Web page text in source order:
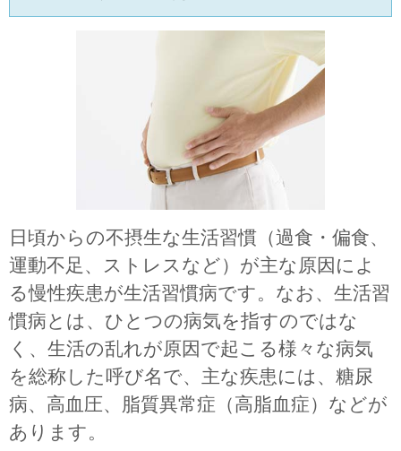
訪問診療とは
訪問診療サービス内容
訪問診療を受けるまでの流れ
対象者について
対象地域
診療費用について
内科
生活習慣病
外科
日頃からの不摂生な生活習慣（過食・偏食、
運動不足、ストレスなど）が主な原因によ
る慢性疾患が生活習慣病です。なお、生活習
慣病とは、ひとつの病気を指すのではな
く、生活の乱れが原因で起こる様々な病気
を総称した呼び名で、主な疾患には、糖尿
病、高血圧、脂質異常症（高脂血症）などが
あります。